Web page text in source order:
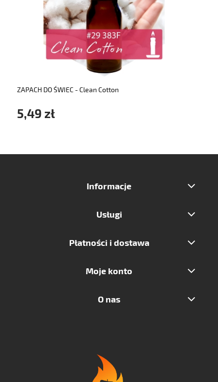
ZAPACH DO ŚWIEC - Clean Cotton
5,49 zł
do koszyka
Informacje
Usługi
Płatności i dostawa
Moje konto
O nas